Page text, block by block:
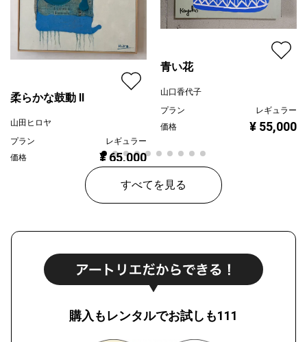
柔らかな鼓動 Ⅱ
山田ヒロヤ
プラン
レギュラー
価格
¥ 65,000
青い花
山口香代子
プラン
レギュラー
価格
¥ 55,000
すべてを見る
購入もレンタルでお試しも111